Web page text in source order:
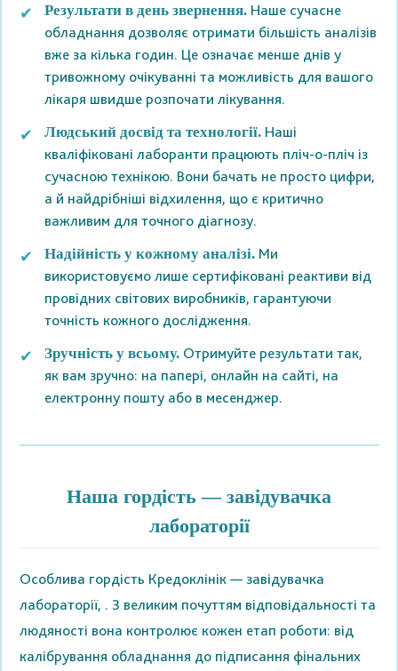
Результати в день звернення.Наше сучасне
обладнання дозволяє отримати більшість аналізів
вже за кілька годин. Це означає менше днів у
тривожному очікуванні та можливість для вашого
лікаря швидше розпочати лікування.
Людський досвід та технології.Наші
кваліфіковані лаборанти працюють пліч-о-пліч із
сучасною технікою. Вони бачать не просто цифри,
а й найдрібніші відхилення, що є критично
важливим для точного діагнозу.
Надійність у кожному аналізі.Ми
використовуємо лише сертифіковані реактиви від
провідних світових виробників, гарантуючи
точність кожного дослідження.
Зручність у всьому.Отримуйте результати так,
як вам зручно: на папері, онлайн на сайті, на
електронну пошту або в месенджер.
Наша гордість — завідувачка
лабораторії
Особлива гордість Кредоклінік — завідувачка
лабораторії, . З великим почуттям відповідальності та
людяності вона контролює кожен етап роботи: від
калібрування обладнання до підписання фінальних